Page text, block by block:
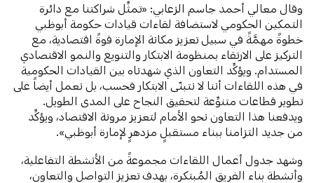
وقال معالي أحمد جاسم الزعابي: «تمثِّل شراكتنا مع دائرة
التمكين الحكومي لاستضافة لقاءات قيادات حكومة أبوظبي
خطوةً مهمَّةً في سبيل تعزيز مكانة الإمارة قوةً اقتصادية، مع
التركيز على الارتقاء بمنظومة الابتكار والتنويع والنمو الاقتصادي
المستدام. ويؤكِّد التعاون الذي شهدناه بين القيادات الحكومية
في هذه اللقاءات أننا لا نتبنّى الابتكار فحسب، بل نعمل أيضاً على
تطوير قطاعات متنوِّعة لتحقيق النجاح على المدى الطويل.
ويدفعنا هذا التعاون نحو الأمام لتعزيز مرونة الاقتصاد، ويؤكِّد
من جديد التزامنا ببناء مستقبلٍ مزدهرٍ لإمارة أبوظبي».
وشهد جدول أعمال اللقاءات مجموعةً من الأنشطة التفاعلية،
وأنشطة بناء الفريق المُبتكرة، بهدف تعزيز التواصل والتعاون،